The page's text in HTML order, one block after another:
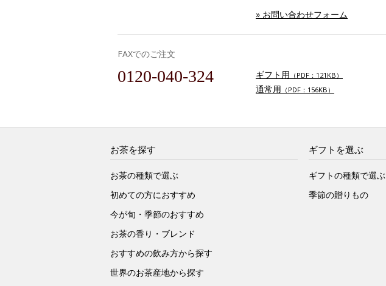
» お問い合わせフォーム
FAXでのご注文
0120-040-324 ギフト用 （PDF：121KB）
通常用 （PDF：156KB）
お茶を探す
お茶の種類で選ぶ
初めての方におすすめ
今が旬・季節のおすすめ
お茶の香り・ブレンド
おすすめの飲み方から探す
世界のお茶産地から探す
ギフトを選ぶ
ギフトの種類で選ぶ
季節の贈りもの